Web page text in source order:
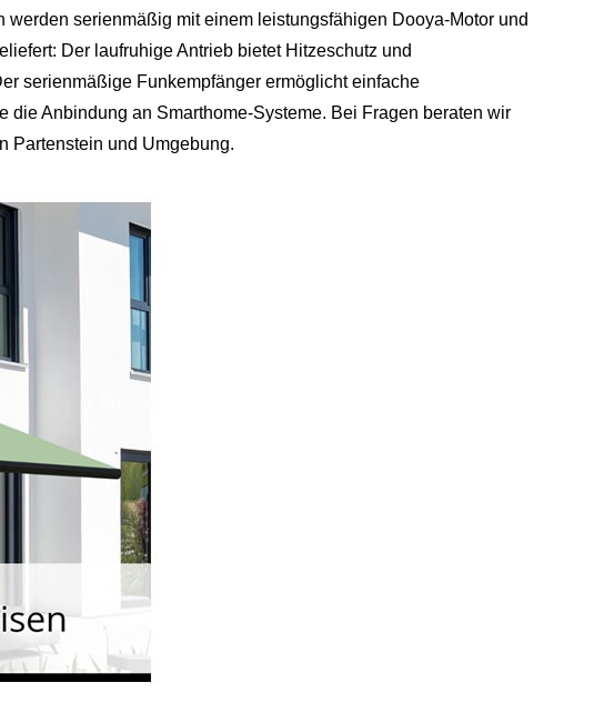
werden serienmäßig mit einem leistungsfähigen Dooya-Motor und
Der laufruhige Antrieb bietet Hitzeschutz und
serienmäßige Funkempfänger ermöglicht einfache
die Anbindung an Smarthome-Systeme. Bei Fragen beraten wir
Partenstein und Umgebung.